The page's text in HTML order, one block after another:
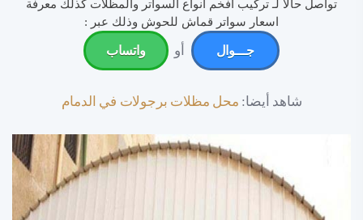
تواصل حالاً لـ تركيب افخم انواع السواتر والمظلات كذلك معرفة
اسعار سواتر قماش للحوش وذلك عبر :
جـــوال أو واتساب
شاهد أيضا: محل مظلات برجولات في الدمام